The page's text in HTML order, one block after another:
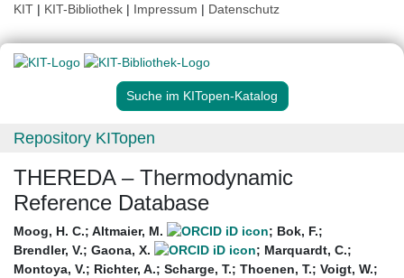
KIT | KIT-Bibliothek | Impressum | Datenschutz
Suche im KITopen-Katalog
Repository KITopen
THEREDA – Thermodynamic
Reference Database
Moog, H. C.; Altmaier, M. ; Bok, F.;
Brendler, V.; Gaona, X. ; Marquardt, C.;
Montoya, V.; Richter, A.; Scharge, T.; Thoenen, T.; Voigt, W.;